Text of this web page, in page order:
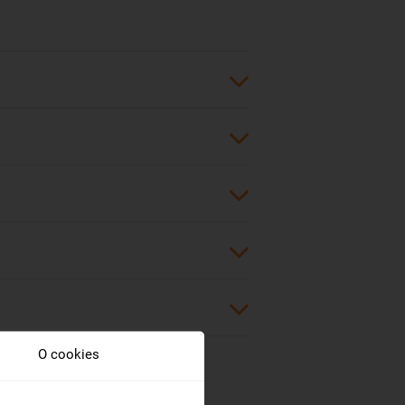
Najznámejšou káhirskou mešitou je
. Priamy let do
, SWISS či
O cookies